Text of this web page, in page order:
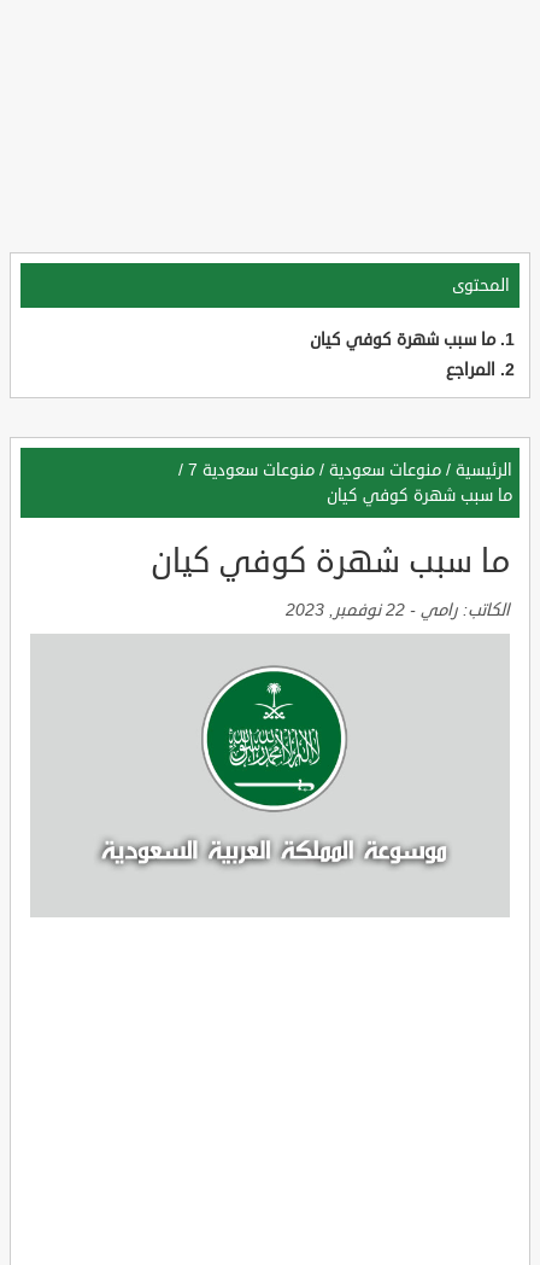
المحتوى
ما سبب شهرة كوفي كيان
المراجع
الرئيسية / منوعات سعودية / منوعات سعودية 7
/
ما سبب شهرة كوفي كيان
ما سبب شهرة كوفي كيان
الكاتب: رامي - 22 نوفمبر, 2023